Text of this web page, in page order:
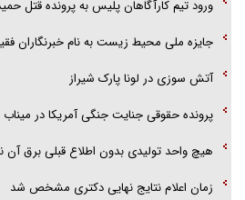
هرمز»
امام حسین (ع) کشته سیرت‌های عصر جاهلی شد
فریاد‌ها و ناله‌های دوستان مبارزدلم را آتش می‌زد
ورود تیم کارآگاهان پلیس به پرونده قتل
جایزه ملی محیط زیست به نام خبرنگاران
آتش سوزی در لونا پارک شیراز
پرونده حقوقی جنایت جنگی آمریکا در میناب
هیچ واحد تولیدی بدون اطلاع قبلی برق آن
زمان اعلام نتایج نهایی دکتری مشخص شد